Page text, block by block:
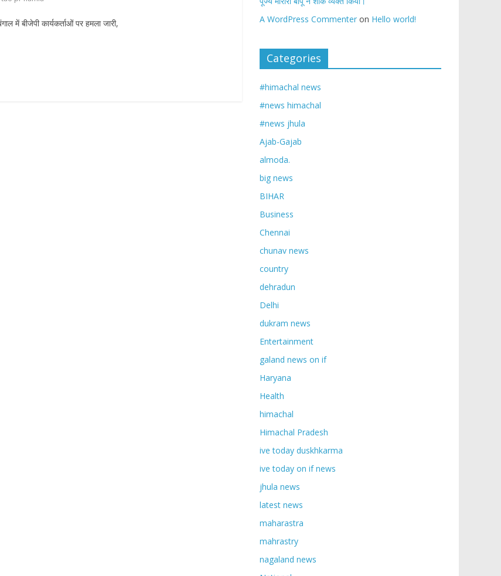
में बीजेपी कार्यकर्ताओं पर हमला जारी,
A WordPress Commenter on Hello world!
Categories
#himachal news
#news himachal
#news jhula
Ajab-Gajab
almoda.
big news
BIHAR
Business
Chennai
chunav news
country
dehradun
Delhi
dukram news
Entertainment
galand news on if
Haryana
Health
himachal
Himachal Pradesh
ive today duskhkarma
ive today on if news
jhula news
latest news
maharastra
mahrastry
nagaland news